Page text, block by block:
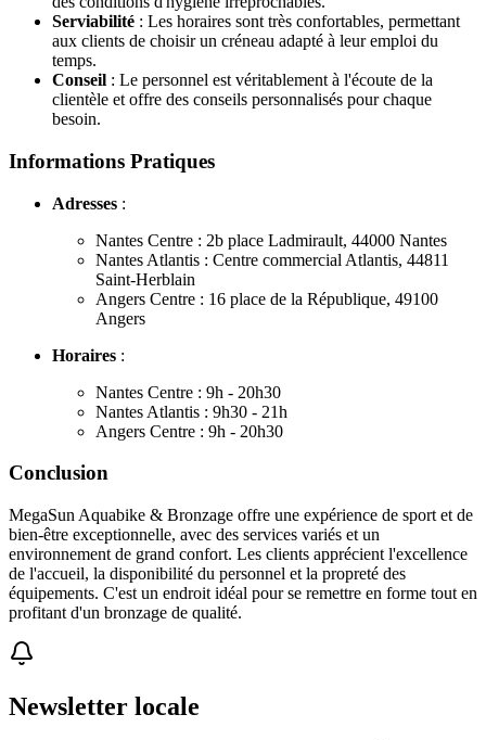
Serviabilité : Les horaires sont très confortables, permettant
aux clients de choisir un créneau adapté à leur emploi du
temps.
Conseil : Le personnel est véritablement à l'écoute de la
clientèle et offre des conseils personnalisés pour chaque
besoin.
Informations Pratiques
Adresses :
Nantes Centre : 2b place Ladmirault, 44000 Nantes
Nantes Atlantis : Centre commercial Atlantis, 44811
Saint-Herblain
Angers Centre : 16 place de la République, 49100
Angers
Horaires :
Nantes Centre : 9h - 20h30
Nantes Atlantis : 9h30 - 21h
Angers Centre : 9h - 20h30
Conclusion
MegaSun Aquabike & Bronzage offre une expérience de sport et de
bien-être exceptionnelle, avec des services variés et un
environnement de grand confort. Les clients apprécient l'excellence
de l'accueil, la disponibilité du personnel et la propreté des
équipements. C'est un endroit idéal pour se remettre en forme tout en
profitant d'un bronzage de qualité.
Newsletter locale